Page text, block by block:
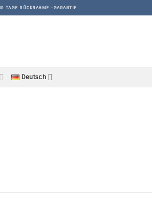
TAGE RÜCKNAHME -GARANTIE
Deutsch